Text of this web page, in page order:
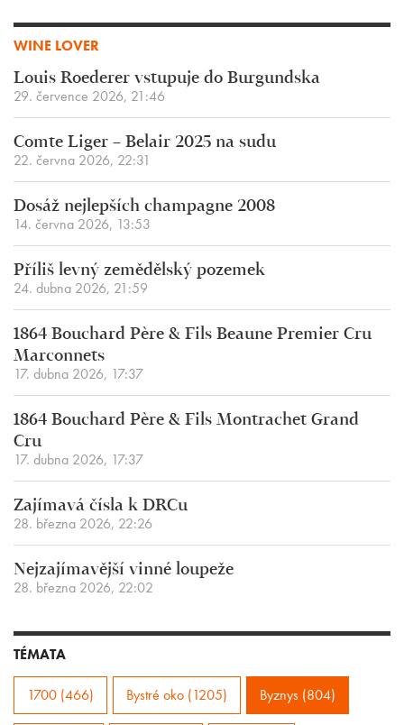
WINE LOVER
Louis Roederer vstupuje do Burgundska
29. července 2026, 21:46
Comte Liger – Belair 2025 na sudu
22. června 2026, 22:31
Dosáž nejlepších champagne 2008
14. června 2026, 13:53
Příliš levný zemědělský pozemek
24. dubna 2026, 21:59
1864 Bouchard Père & Fils Beaune Premier Cru
Marconnets
17. dubna 2026, 17:37
1864 Bouchard Père & Fils Montrachet Grand
Cru
17. dubna 2026, 17:37
Zajímavá čísla k DRCu
28. března 2026, 22:26
Nejzajímavější vinné loupeže
28. března 2026, 22:02
TÉMATA
1700 (466) Bystré oko (1205) Byznys (804)